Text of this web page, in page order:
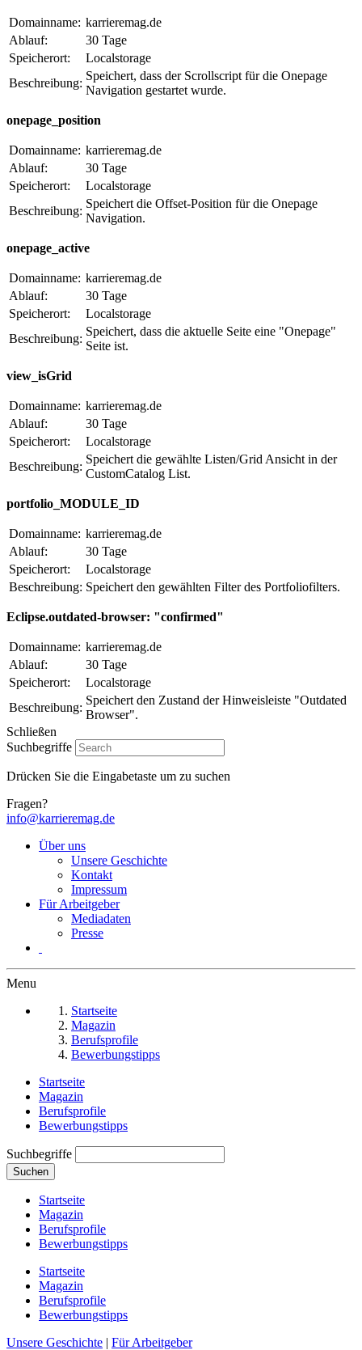
Domainname: karrieremag.de
Ablauf:
30 Tage
Speicherort:
Localstorage
Beschreibung:
Speichert, dass der Scrollscript für die Onepage
Navigation gestartet wurde.
onepage_position
Domainname: karrieremag.de
Ablauf:
30 Tage
Speicherort:
Localstorage
Beschreibung:
Speichert die Offset-Position für die Onepage
Navigation.
onepage_active
Domainname: karrieremag.de
Ablauf:
30 Tage
Speicherort:
Localstorage
Beschreibung:
Speichert, dass die aktuelle Seite eine "Onepage"
Seite ist.
view_isGrid
Domainname: karrieremag.de
Ablauf:
30 Tage
Speicherort:
Localstorage
Beschreibung:
Speichert die gewählte Listen/Grid Ansicht in der
CustomCatalog List.
portfolio_MODULE_ID
Domainname: karrieremag.de
Ablauf:
30 Tage
Speicherort:
Localstorage
Beschreibung: Speichert den gewählten Filter des Portfoliofilters.
Eclipse.outdated-browser: "confirmed"
Domainname: karrieremag.de
Ablauf:
30 Tage
Speicherort:
Localstorage
Beschreibung:
Speichert den Zustand der Hinweisleiste "Outdated
Browser".
Schließen
Suchbegriffe
Drücken Sie die Eingabetaste um zu suchen
Fragen?
info@karrieremag.de
Über uns
Unsere Geschichte
Kontakt
Impressum
Für Arbeitgeber
Mediadaten
Presse
Menu
Startseite
Magazin
Berufsprofile
Bewerbungstipps
Startseite
Magazin
Berufsprofile
Bewerbungstipps
Suchbegriffe
Suchen
Startseite
Magazin
Berufsprofile
Bewerbungstipps
Startseite
Magazin
Berufsprofile
Bewerbungstipps
Unsere Geschichte | Für Arbeitgeber